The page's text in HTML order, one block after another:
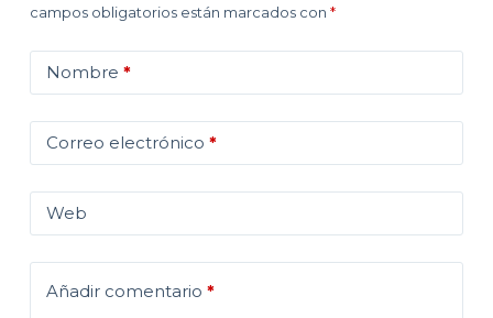
campos obligatorios están marcados con *
Nombre *
Correo electrónico *
Web
Añadir comentario *